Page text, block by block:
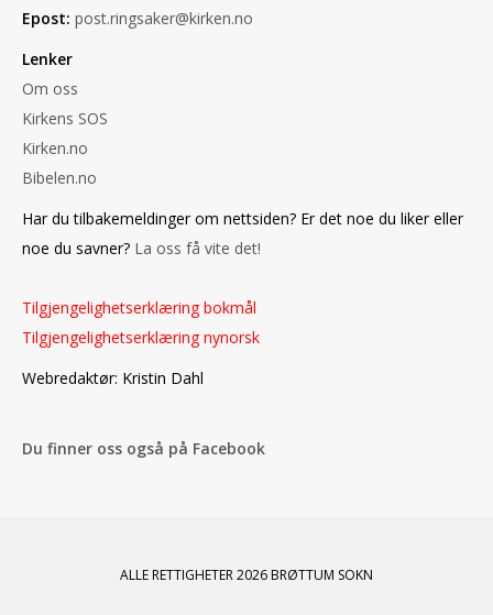
Epost: post.ringsaker@kirken.no
Lenker
Om oss
Kirkens SOS
Kirken.no
Bibelen.no
Har du tilbakemeldinger om nettsiden? Er det noe du liker eller
noe du savner? La oss få vite det!
Tilgjengelighetserklæring bokmål
Tilgjengelighetserklæring nynorsk
Webredaktør: Kristin Dahl
Du finner oss også på Facebook
ALLE RETTIGHETER 2026 BRØTTUM SOKN